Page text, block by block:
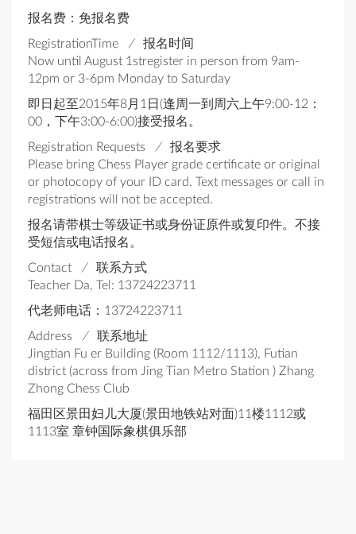
报名费：免报名费
RegistrationTime /报名时间
Now until August 1stregister in person from 9am-
12pm or 3-6pm Monday to Saturday
即日起至2015年8月1日(逢周一到周六上午9:00-12：
00，下午3:00-6:00)接受报名。
Registration Requests /报名要求
Please bring Chess Player grade certificate or original
or photocopy of your ID card. Text messages or call in
registrations will not be accepted.
报名请带棋士等级证书或身份证原件或复印件。不接
受短信或电话报名。
Contact /联系方式
Teacher Da, Tel: 13724223711
代老师电话：13724223711
Address /联系地址
Jingtian Fu er Building (Room 1112/1113), Futian
district (across from Jing Tian Metro Station ) Zhang
Zhong Chess Club
福田区景田妇儿大厦(景田地铁站对面)11楼1112或
1113室 章钟国际象棋俱乐部